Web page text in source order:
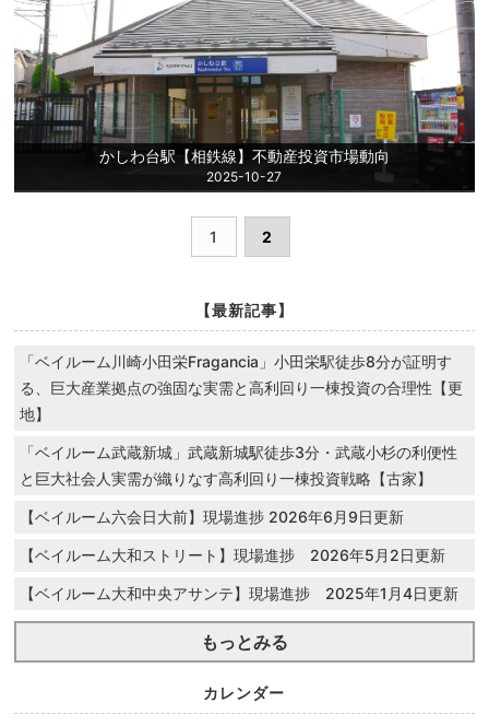
かしわ台駅【相鉄線】不動産投資市場動向
2025-10-27
1 2
【最新記事】
「ベイルーム川崎小田栄Fragancia」小田栄駅徒歩8分が証明す
る、巨大産業拠点の強固な実需と高利回り一棟投資の合理性【更
地】
「ベイルーム武蔵新城」武蔵新城駅徒歩3分・武蔵小杉の利便性
と巨大社会人実需が織りなす高利回り一棟投資戦略【古家】
【ベイルーム六会日大前】現場進捗 2026年6月9日更新
【ベイルーム大和ストリート】現場進捗 2026年5月2日更新
【ベイルーム大和中央アサンテ】現場進捗 2025年1月4日更新
もっとみる
カレンダー